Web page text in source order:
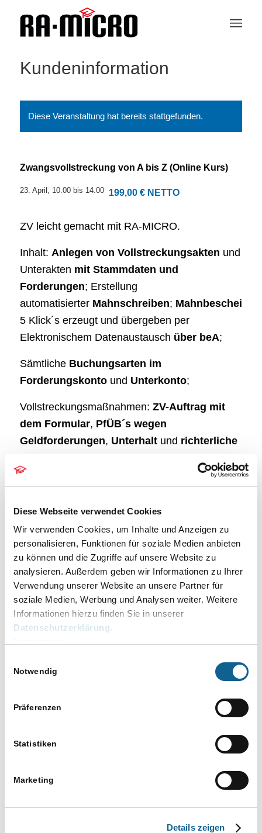
Diese Webseite verwendet Cookies
Wir verwenden Cookies, um Inhalte und Anzeigen zu
personalisieren, Funktionen für soziale Medien anbieten
zu können und die Zugriffe auf unsere Website zu
analysieren. Außerdem geben wir Informationen zu Ihrer
Verwendung unserer Website an unsere Partner für
soziale Medien, Werbung und Analysen weiter. Weitere
Informationen hierzu finden Sie in unserer
Datenschutzerklärung.
Notwendig
Präferenzen
Statistiken
Marketing
Details zeigen
Kundeninformation
Diese Veranstaltung hat bereits stattgefunden.
Zwangsvollstreckung von A bis Z (Online Kurs)
23. April, 10.00bis 14.00 199,00 € NETTO
ZV leicht gemacht mit RA‑MICRO.
Inhalt: Anlegen von Vollstreckungsakten und
Unterakten mit Stammdaten und
Forderungen; Erstellung
automatisierter Mahnschreiben; Mahnbescheide
5 Klick´s erzeugt und übergeben per
Elektronischem Datenaustausch über beA;
Sämtliche Buchungsarten im
Forderungskontound Unterkonto;
Vollstreckungsmaßnahmen: ZV-Auftrag mit
dem Formular, PfÜB´s wegen
Geldforderungen, Unterhaltund richterliche
Berliner
Sonstige Vollstreckungsmaßnahmen wie
Androhung u.a.; Änderung der ZV-
Texte;Auswertungs- und Abrechnungstools
Stapelmaßnahmenund Maßnahmenplanerinkl.
Erläuterung zur Inkassodienstleistung
Dauer: 10:00 Uhr – 14:00 Uhr
Gebühr Seminar:199,00 €pro Person netto
DETAILS
23. April
10.00 bis 14.00
199,00 € netto
beA und RA-MICRO,Berlin,Schulung,Vor-Ort-
Zwangsvollstreckung